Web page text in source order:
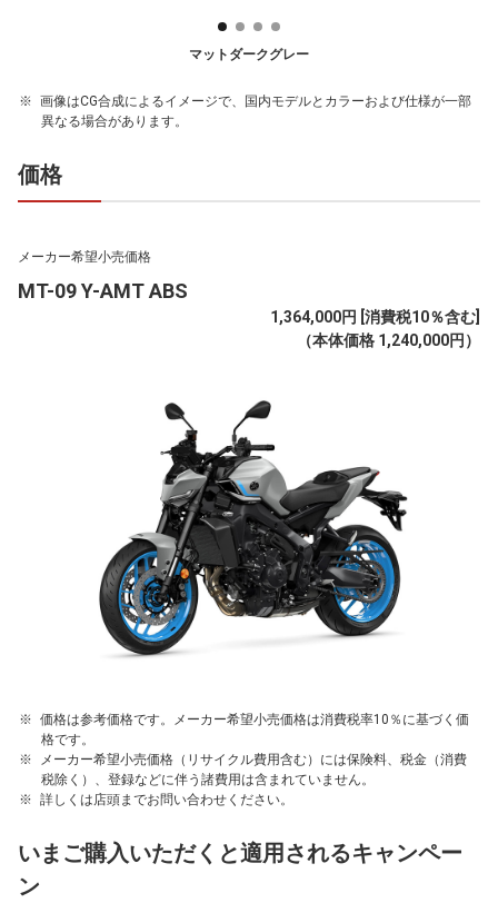
マットダークグレー
画像はCG合成によるイメージで、国内モデルとカラーおよび仕様が一部
異なる場合があります。
価格
メーカー希望小売価格
MT-09 Y-AMT ABS
1,364,000円 [消費税10％含む]
（本体価格 1,240,000円）
価格は参考価格です。メーカー希望小売価格は消費税率10％に基づく価
格です。
メーカー希望小売価格（リサイクル費用含む）には保険料、税金（消費
税除く）、登録などに伴う諸費用は含まれていません。
詳しくは店頭までお問い合わせください。
いまご購入いただくと適用されるキャンペー
ン